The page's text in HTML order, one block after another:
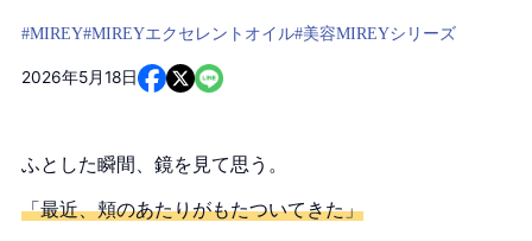
#MIREY#MIREYエクセレントオイル#美容MIREYシリーズ
2026年5月18日
ふとした瞬間、鏡を見て思う。
「最近、頬のあたりがもたついてきた」